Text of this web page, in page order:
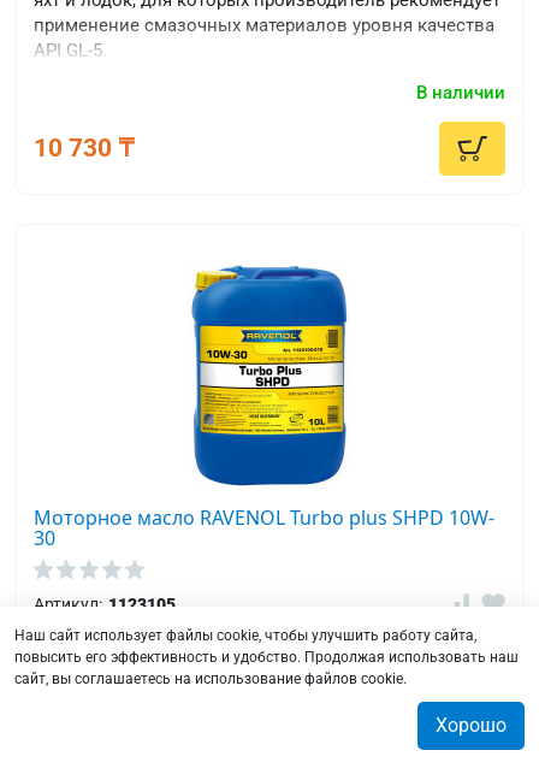
применение смазочных материалов уровня качества
API GL-5.
В наличии
10 730 ₸
Моторное масло RAVENOL Turbo plus SHPD 10W-
30
Артикул: 1123105
Моторное масло класса SHPD для смешанного
автопарка. Предназначено для использования
дизельных и бензиновых двигателей также с
турбонаддувом. Гарантирует удлиненный интервал
Наш сайт использует файлы cookie, чтобы улучшить работу сайта,
повысить его эффективность и удобство. Продолжая использовать наш
сайт, вы соглашаетесь на использование файлов cookie.
Хорошо